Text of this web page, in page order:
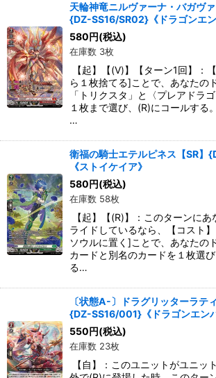
天輪神竜ニルヴァーナ・バガヴァ
{DZ-SS16/SR02}《ドラゴンエン
580円(税込)
在庫数 3枚
【起】【(V)】【ターン1回】：
ら１枚捨てる]ことで、あなたの
「トリクスタ」と〈プレアドラ
１枚まで選び、(R)にコールする
…
衛福の騎士エテルピネス【SR】
《ストイケイア》
580円(税込)
在庫数 58枚
【起】【(R)】：このターンにあ
ライドしているなら、【コスト
ソウルに置く]ことで、あなたの
カードと別名のカードを１枚選
る…
〔状態A-〕ドラグリッターラテ
{DZ-SS16/001}《ドラゴンエン
550円(税込)
在庫数 23枚
【自】：このユニットがユニッ